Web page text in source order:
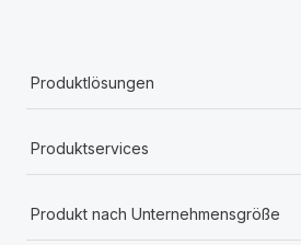
Produktlösungen
Produktservices
Produkt nach Unternehmensgröße